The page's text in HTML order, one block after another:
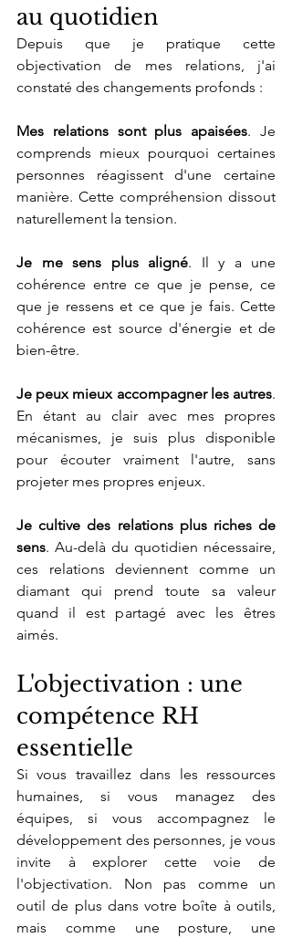
au quotidien
Depuis que je pratique cette
objectivation de mes relations, j'ai
constaté des changements profonds :
Mes relations sont plus apaisées. Je
comprends mieux pourquoi certaines
personnes réagissent d'une certaine
manière. Cette compréhension dissout
naturellement la tension.
Je me sens plus aligné. Il y a une
cohérence entre ce que je pense, ce
que je ressens et ce que je fais. Cette
cohérence est source d'énergie et de
bien-être.
Je peux mieux accompagner les autres.
En étant au clair avec mes propres
mécanismes, je suis plus disponible
pour écouter vraiment l'autre, sans
projeter mes propres enjeux.
Je cultive des relations plus riches de
sens. Au-delà du quotidien nécessaire,
ces relations deviennent comme un
diamant qui prend toute sa valeur
quand il est partagé avec les êtres
aimés.
L'objectivation : une
compétence RH
essentielle
Si vous travaillez dans les ressources
humaines, si vous managez des
équipes, si vous accompagnez le
développement des personnes, je vous
invite à explorer cette voie de
l'objectivation. Non pas comme un
outil de plus dans votre boîte à outils,
mais comme une posture, une